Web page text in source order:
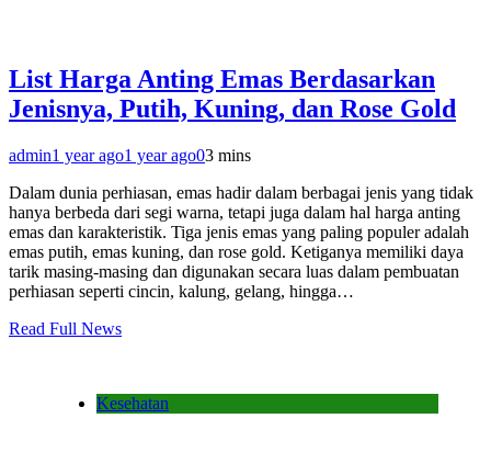
List Harga Anting Emas Berdasarkan
Jenisnya, Putih, Kuning, dan Rose Gold
admin1 year ago1 year ago03 mins
Dalam dunia perhiasan, emas hadir dalam berbagai jenis yang tidak
hanya berbeda dari segi warna, tetapi juga dalam hal harga anting
emas dan karakteristik. Tiga jenis emas yang paling populer adalah
emas putih, emas kuning, dan rose gold. Ketiganya memiliki daya
tarik masing-masing dan digunakan secara luas dalam pembuatan
perhiasan seperti cincin, kalung, gelang, hingga…
Read Full News
Kesehatan